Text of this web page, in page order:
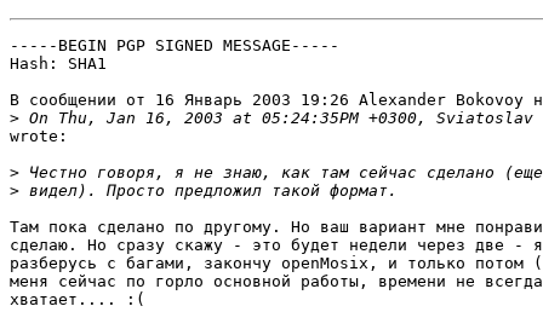
-----BEGIN PGP SIGNED MESSAGE-----
Hash: SHA1
В сообщении от 16 Январь 2003 19:26 Alexander Bokovoy
>
wrote:
>
>
Там пока сделано по другому. Но ваш вариант мне
сделаю. Но сразу скажу - это будет недели через две -
разберусь с багами, закончу openMosix, и только потом
меня сейчас по горло основной работы, времени не
хватает.... :(